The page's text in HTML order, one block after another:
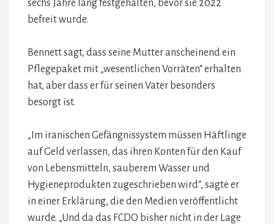
sechs Jahre lang festgehalten, bevor sie 2022
befreit wurde.
Bennett sagt, dass seine Mutter anscheinend ein
Pflegepaket mit „wesentlichen Vorräten“ erhalten
hat, aber dass er für seinen Vater besonders
besorgt ist.
„Im iranischen Gefängnissystem müssen Häftlinge
auf Geld verlassen, das ihren Konten für den Kauf
von Lebensmitteln, sauberem Wasser und
Hygieneprodukten zugeschrieben wird“, sagte er
in einer Erklärung, die den Medien veröffentlicht
wurde. „Und da das FCDO bisher nicht in der Lage